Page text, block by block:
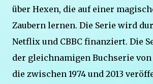
über Hexen, die auf einer
Zaubern lernen. Die Serie wird
Netflix und CBBC finanziert. Die
der gleichnamigen Buchserie
die zwischen 1974 und 2013